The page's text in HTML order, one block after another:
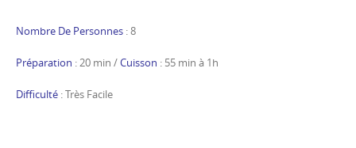
Nombre De Personnes : 8
Préparation : 20 min /Cuisson : 55 min à 1h
Difficulté : Très Facile